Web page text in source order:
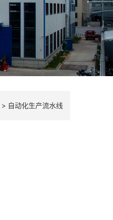
> 自动化生产流水线